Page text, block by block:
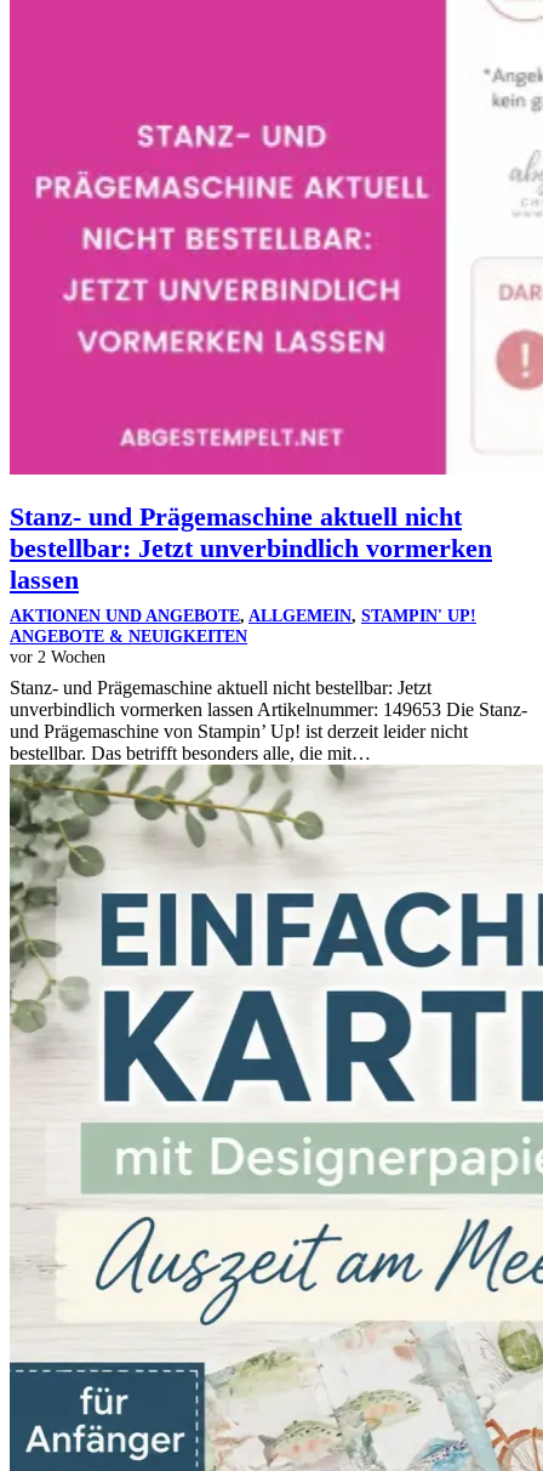
Stanz- und Prägemaschine aktuell nicht
bestellbar: Jetzt unverbindlich vormerken
lassen
AKTIONEN UND ANGEBOTE, ALLGEMEIN, STAMPIN' UP!
ANGEBOTE & NEUIGKEITEN
vor 2 Wochen
Stanz- und Prägemaschine aktuell nicht bestellbar: Jetzt
unverbindlich vormerken lassen Artikelnummer: 149653 Die Stanz-
und Prägemaschine von Stampin’ Up! ist derzeit leider nicht
bestellbar. Das betrifft besonders alle, die mit…